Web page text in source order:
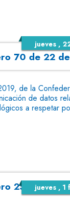
70 de 22
jueves ,
de la
de datos
a respetar
254 -jueves , 1